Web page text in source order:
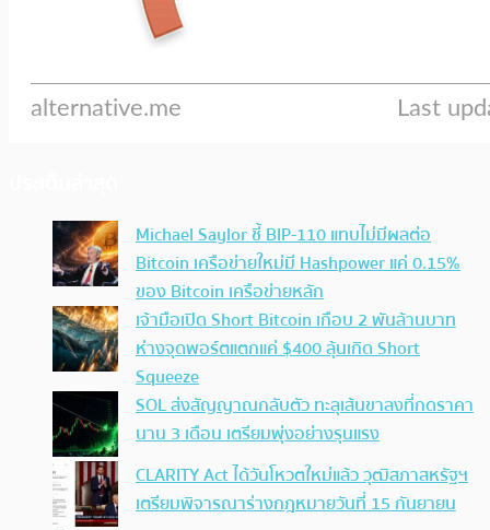
Michael Saylor ชี้ BIP-110 แทบไม่มีผลต่อ
Bitcoin เครือข่ายใหม่มี Hashpower แค่ 0.15%
ของ Bitcoin เครือข่ายหลัก
เจ้ามือเปิด Short Bitcoin เกือบ 2 พันล้านบาท
ห่างจุดพอร์ตแตกแค่ $400 ลุ้นเกิด Short
Squeeze
SOL ส่งสัญญาณกลับตัว ทะลุเส้นขาลงที่กดราคา
นาน 3 เดือน เตรียมพุ่งอย่างรุนแรง
CLARITY Act ได้วันโหวตใหม่แล้ว วุฒิสภาสหรัฐฯ
เตรียมพิจารณาร่างกฎหมายวันที่ 15 กันยายน